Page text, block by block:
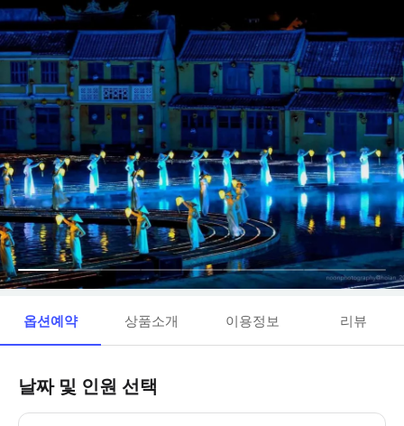
옵션예약 상품소개 이용정보 리뷰
날짜 및 인원 선택